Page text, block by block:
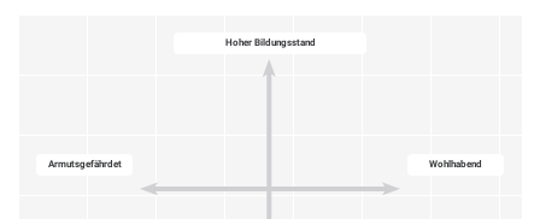
Hoher Bildungsstand
Wohlhabend
Armutsgefährdet